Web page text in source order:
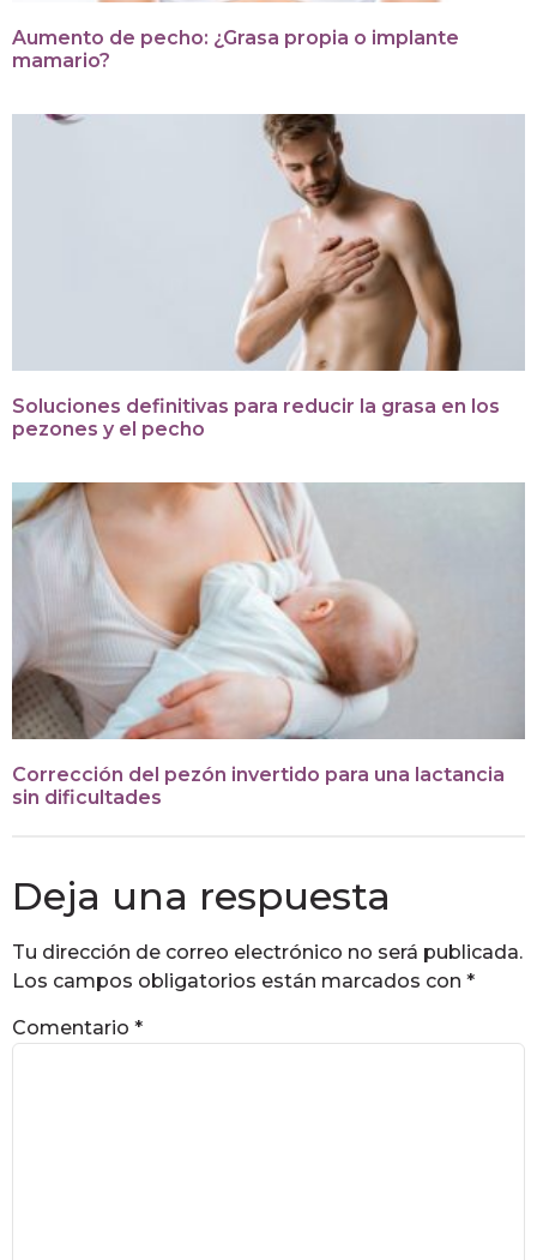
Aumento de pecho: ¿Grasa propia o implante
mamario?
Soluciones definitivas para reducir la grasa en los
pezones y el pecho
Corrección del pezón invertido para una lactancia
sin dificultades
Deja una respuesta
Tu dirección de correo electrónico no será publicada.
Los campos obligatorios están marcados con *
Comentario *